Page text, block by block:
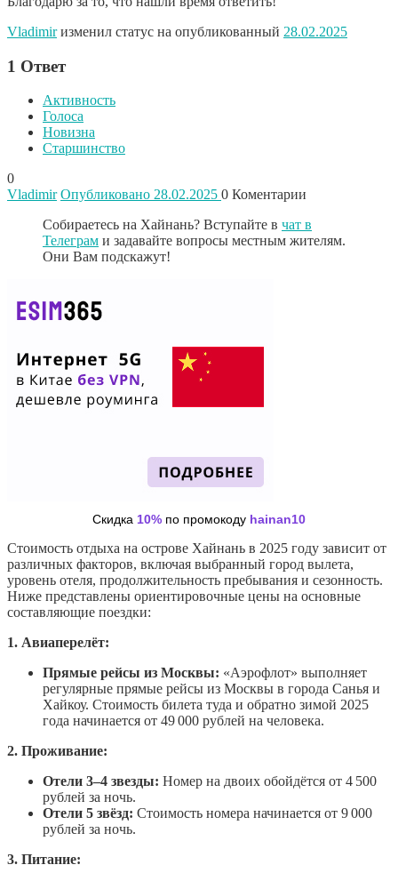
Vladimirизменил статус на опубликованный 28.02.2025
1 Ответ
Активность
Голоса
Новизна
Старшинство
0
Vladimir Опубликовано 28.02.2025 0 Коментарии
Собираетесь на Хайнань? Вступайте в чат в
Телеграм и задавайте вопросы местным жителям.
Они Вам подскажут!
Скидка 10% по промокоду hainan10
Стоимость отдыха на острове Хайнань в 2025 году зависит от
различных факторов, включая выбранный город вылета,
уровень отеля, продолжительность пребывания и сезонность.
Ниже представлены ориентировочные цены на основные
составляющие поездки:
1. Авиаперелёт:
Прямые рейсы из Москвы: «Аэрофлот» выполняет
регулярные прямые рейсы из Москвы в города Санья и
Хайкоу. Стоимость билета туда и обратно зимой 2025
года начинается от 49 000 рублей на человека.
2. Проживание:
Отели 3–4 звезды: Номер на двоих обойдётся от 4 500
рублей за ночь.
Отели 5 звёзд: Стоимость номера начинается от 9 000
рублей за ночь.
3. Питание: